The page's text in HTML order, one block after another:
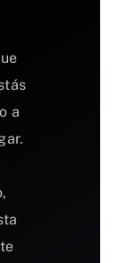
a